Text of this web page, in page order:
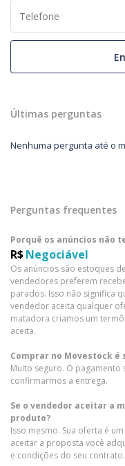
Últimas perguntas
Nenhuma pergunta até o
Perguntas frequentes
Porquê os anúncios não
R$Negociável
Os anúncios são estoques
vendedores preferem
parados. Isso não significa
vendedor aceita qualquer
matadora criamos um
aceita.
Comprar no Movestock é
Muito seguro. O
confirmarmos a entrega.
Se o vendedor aceitar a
produto?
Isso mesmo. Sua oferta é
aceitar a proposta você
e condições do seu contrato.